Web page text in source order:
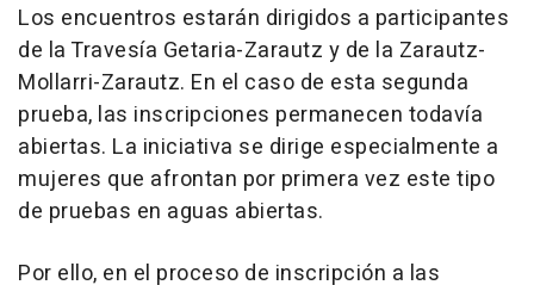
Los encuentros estarán dirigidos a participantes
de la Travesía Getaria-Zarautz y de la Zarautz-
Mollarri-Zarautz. En el caso de esta segunda
prueba, las inscripciones permanecen todavía
abiertas. La iniciativa se dirige especialmente a
mujeres que afrontan por primera vez este tipo
de pruebas en aguas abiertas.
Por ello, en el proceso de inscripción a las